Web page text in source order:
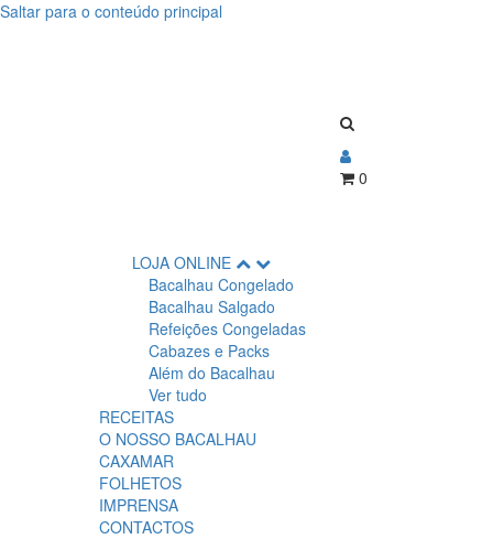
Saltar para o conteúdo principal
0
LOJA ONLINE
Bacalhau Congelado
Bacalhau Salgado
Refeições Congeladas
Cabazes e Packs
Além do Bacalhau
Ver tudo
RECEITAS
O NOSSO BACALHAU
CAXAMAR
FOLHETOS
IMPRENSA
CONTACTOS